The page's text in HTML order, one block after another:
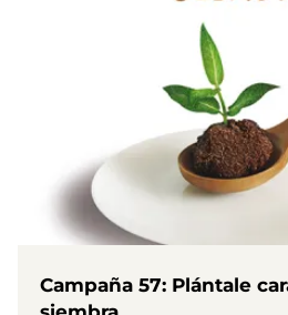
Campaña 57: Plántale